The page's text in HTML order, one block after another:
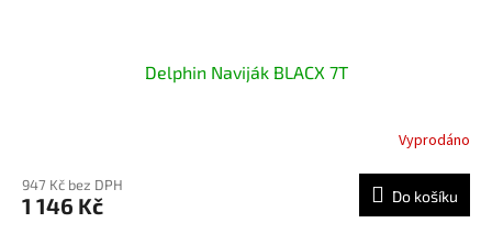
Delphin Naviják BLACX 7T
Vyprodáno
947 Kč bez DPH
1 146 Kč Do košíku